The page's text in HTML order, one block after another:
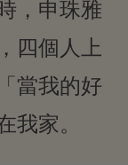
，申珠雅
四個人上
當我的好
我家。